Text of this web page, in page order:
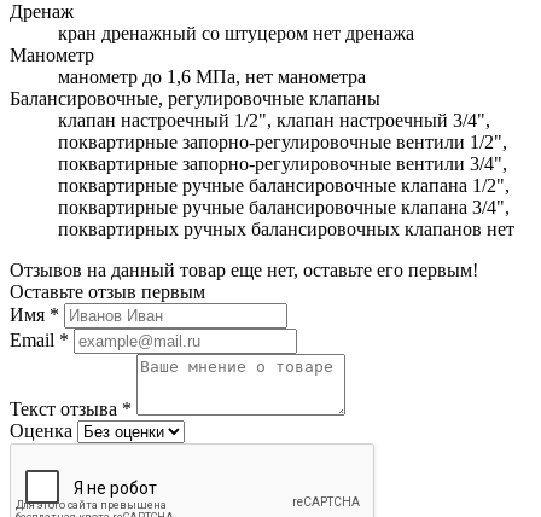
Дренаж
кран дренажный со штуцером нет дренажа
Манометр
манометр до 1,6 МПа, нет манометра
Балансировочные, регулировочные клапаны
клапан настроечный 1/2", клапан настроечный 3/4",
поквартирные запорно-регулировочные вентили 1/2",
поквартирные запорно-регулировочные вентили 3/4",
поквартирные ручные балансировочные клапана 1/2",
поквартирные ручные балансировочные клапана 3/4",
поквартирных ручных балансировочных клапанов нет
Отзывов на данный товар еще нет, оставьте его первым!
Оставьте отзыв первым
Имя *
Email *
Текст отзыва *
Оценка